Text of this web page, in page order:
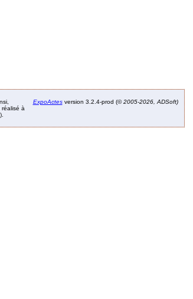
à
ExpoActesversion 3.2.4-prod (©2005-2026, ADSoft)